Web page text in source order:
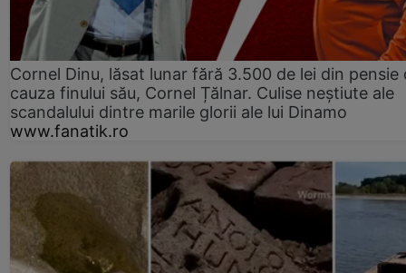
Cornel Dinu, lăsat lunar fără 3.500 de lei din pensie
cauza finului său, Cornel Țălnar. Culise neștiute ale
scandalului dintre marile glorii ale lui Dinamo
www.fanatik.ro